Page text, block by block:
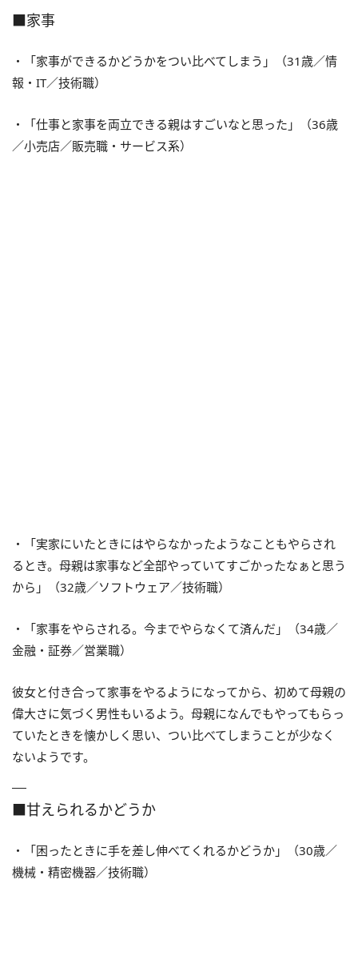
■家事
・「家事ができるかどうかをつい比べてしまう」（31歳／情
報・IT／技術職）
・「仕事と家事を両立できる親はすごいなと思った」（36歳
／小売店／販売職・サービス系）
・「実家にいたときにはやらなかったようなこともやらされ
るとき。母親は家事など全部やっていてすごかったなぁと思う
から」（32歳／ソフトウェア／技術職）
・「家事をやらされる。今までやらなくて済んだ」（34歳／
金融・証券／営業職）
彼女と付き合って家事をやるようになってから、初めて母親の
偉大さに気づく男性もいるよう。母親になんでもやってもらっ
ていたときを懐かしく思い、つい比べてしまうことが少なく
ないようです。
■甘えられるかどうか
・「困ったときに手を差し伸べてくれるかどうか」（30歳／
機械・精密機器／技術職）